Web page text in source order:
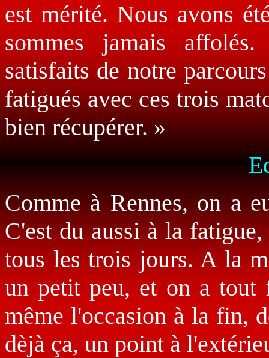
est mérité. Nous avons
sommes jamais
satisfaits de notre
fatigués avec ces trois
bien récupérer. »
Comme à Rennes, on a
C'est du aussi à la
tous les trois jours. A la
un petit peu, et on a tout
même l'occasion à la fin,
dèjà ça, un point à